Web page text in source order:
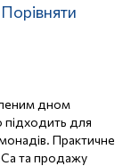
Порівняти
дном
підходить для
Практичне
та продажу